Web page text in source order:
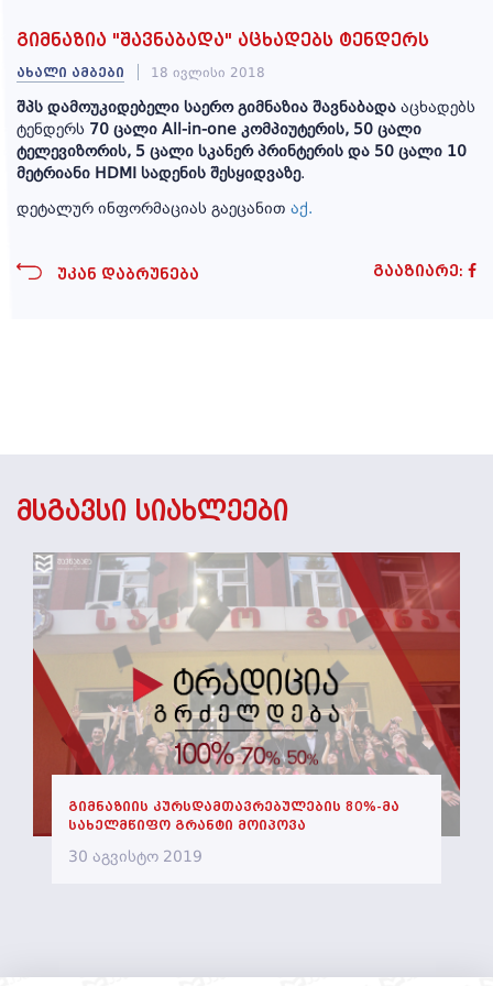
სასკოლო
კლუბები
ბანაკი
და
მოხალისე
ხშირად
დასმული
კითხვები
საზაფხულო
ონლაინ
გიმნაზია "შავნაბადა" აცხადებს ტენდერს
ახალი ამბები 18 ივლისი 2018
შპს დამოუკიდებელი საერო გიმნაზია შავნაბადა აცხადებს
ტენდერს 70 ცალი All-in-one კომპიუტერის, 50 ცალი
ტელევიზორის, 5 ცალი სკანერ პრინტერის და 50 ცალი 10
მეტრიანი HDMI სადენის შესყიდვაზე.
დეტალურ ინფორმაციას გაეცანით აქ.
უკან დაბრუნება გააზიარე:
მსგავსი სიახლეები
გიმნაზიის კურსდამთავრებულების 80%-მა
სახელმწიფო გრანტი მოიპოვა
30 აგვისტო 2019